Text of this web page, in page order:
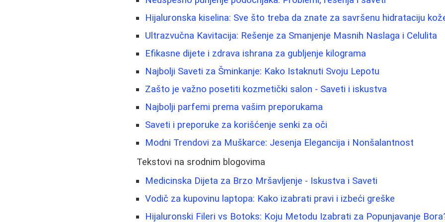
Hijaluronska kiselina: Sve što treba da znate za savršenu hidrataciju
Ultrazvučna Kavitacija: Rešenje za Smanjenje Masnih Naslaga i Celulita
Efikasne dijete i zdrava ishrana za gubljenje kilograma
Najbolji Saveti za Šminkanje: Kako Istaknuti Svoju Lepotu
Zašto je važno posetiti kozmetički salon - Saveti i iskustva
Najbolji parfemi prema vašim preporukama
Saveti i preporuke za korišćenje senki za oči
Modni Trendovi za Muškarce: Jesenja Elegancija i Nonšalantnost
Tekstovi na srodnim blogovima
Medicinska Dijeta za Brzo Mršavljenje - Iskustva i Saveti
Vodič za kupovinu laptopa: Kako izabrati pravi i izbeći greške
Hijaluronski Fileri vs Botoks: Koju Metodu Izabrati za Popunjavanje